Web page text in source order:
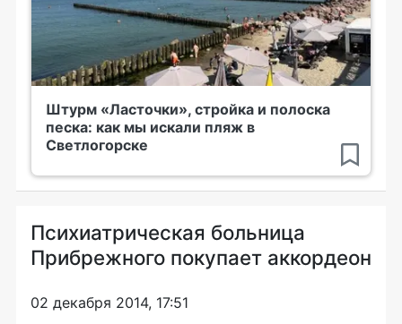
Штурм «Ласточки», стройка и полоска
песка: как мы искали пляж в
Светлогорске
Психиатрическая больница
Прибрежного покупает аккордеон
02 декабря 2014, 17:51